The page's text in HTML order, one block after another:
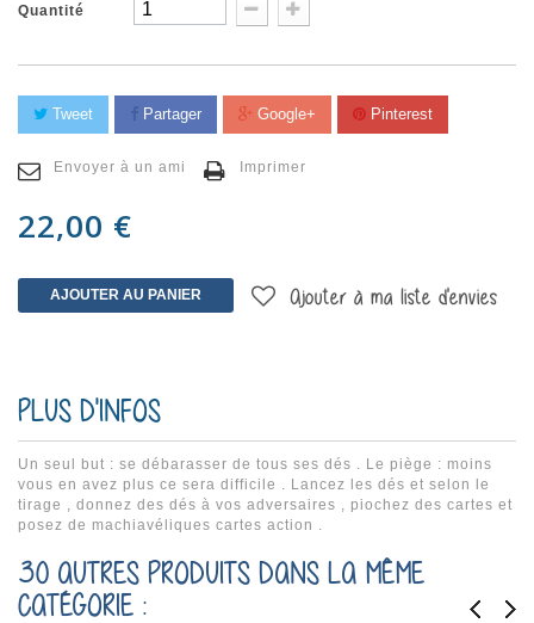
Quantité
Tweet Partager Google+ Pinterest
Envoyer à un ami Imprimer
22,00 €
AJOUTER AU PANIER Ajouter à ma liste d'envies
PLUS D'INFOS
Un seul but : se débarasser de tous ses dés . Le piège : moins
vous en avez plus ce sera difficile . Lancez les dés et selon le
tirage , donnez des dés à vos adversaires , piochez des cartes et
posez de machiavéliques cartes action .
30 AUTRES PRODUITS DANS LA MÊME
CATÉGORIE :